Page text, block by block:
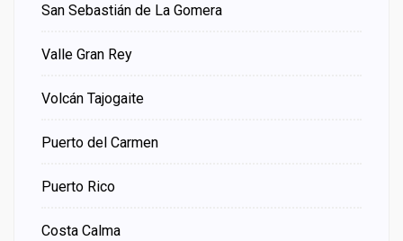
San Sebastián de La Gomera
Valle Gran Rey
Volcán Tajogaite
Puerto del Carmen
Puerto Rico
Costa Calma